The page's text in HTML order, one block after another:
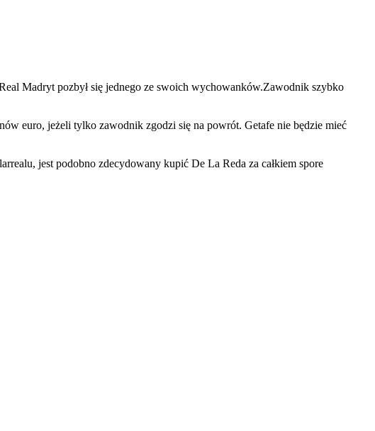
Madryt pozbył się jednego ze swoich wychowanków.Zawodnik szybko
euro, jeżeli tylko zawodnik zgodzi się na powrót. Getafe nie będzie mieć
jest podobno zdecydowany kupić De La Reda za całkiem spore